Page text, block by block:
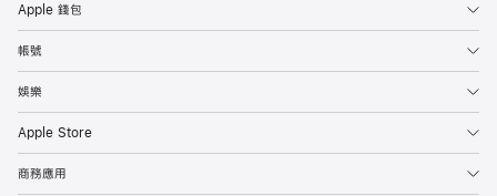
Apple 錢包
帳號
娛樂
Apple Store
商務應用